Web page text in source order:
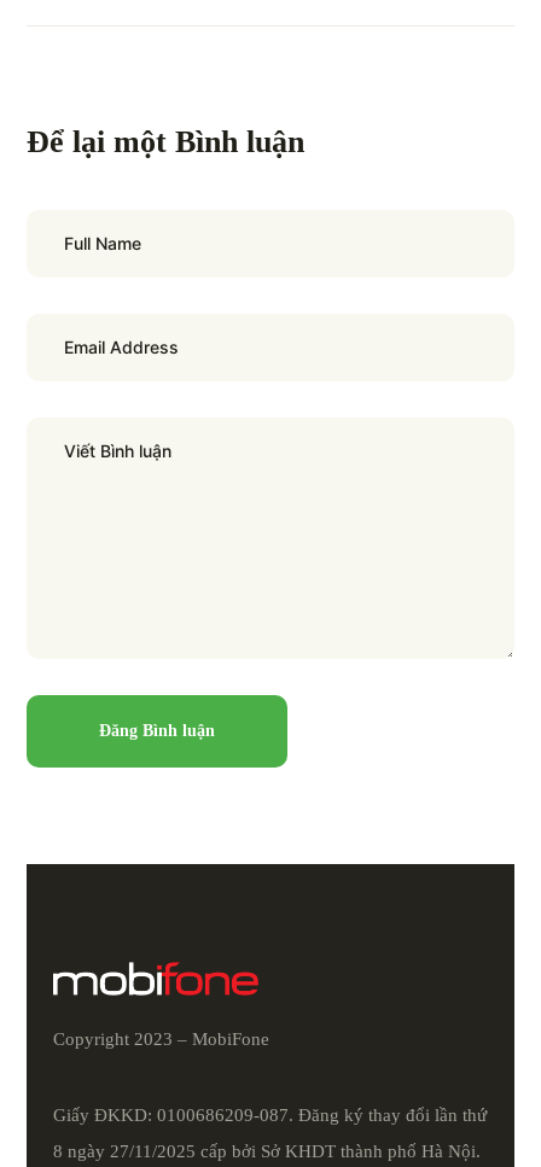
Để lại một Bình luận
Copyright 2023 – MobiFone
Giấy ĐKKD: 0100686209-087. Đăng ký thay đổi lần thứ
8 ngày 27/11/2025 cấp bởi Sở KHDT thành phố Hà Nội.